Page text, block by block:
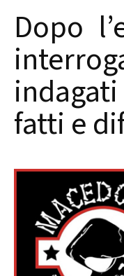
Dopo
fatti e